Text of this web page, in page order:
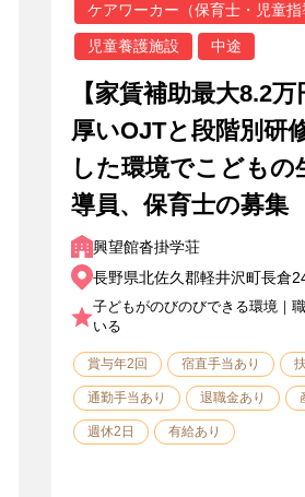
ケアワーカー（保育士・児童指
児童養護施設 中途
【家賃補助最大8.2
厚いOJTと段階別研
した環境でこどもの
導員、保育士の募集
興望館沓掛学荘
長野県北佐久郡軽井沢町長倉
子どもがのびのびできる環境｜
いる
賞与年2回 宿直手当あり
通勤手当あり 退職金あり
週休2日 有給あり